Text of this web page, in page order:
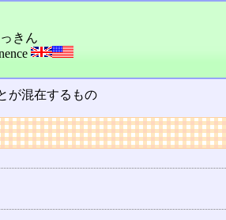
きん
が混在するもの